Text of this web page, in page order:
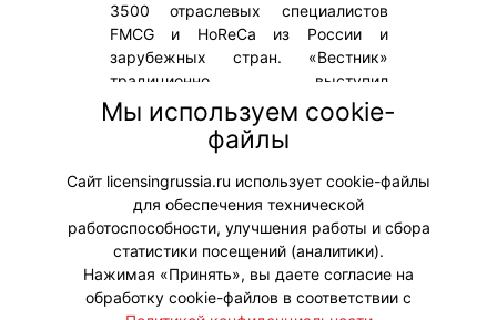
3500 отраслевых специалистов
FMCG и HoReCa из России и
зарубежных стран. «Вестник»
традиционно выступил
информационным партнером
события. На мероприятии
распространялся весенний выпуск
журнала.
#Мероприятия
Мы используем cookie-
файлы
Сайт licensingrussia.ru использует cookie-файлы
для обеспечения технической
работоспособности, улучшения работы и сбора
статистики посещений (аналитики).
Нажимая «Принять», вы даете согласие на
обработку cookie-файлов в соответствии с